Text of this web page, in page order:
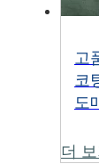
고
코
도
더 보